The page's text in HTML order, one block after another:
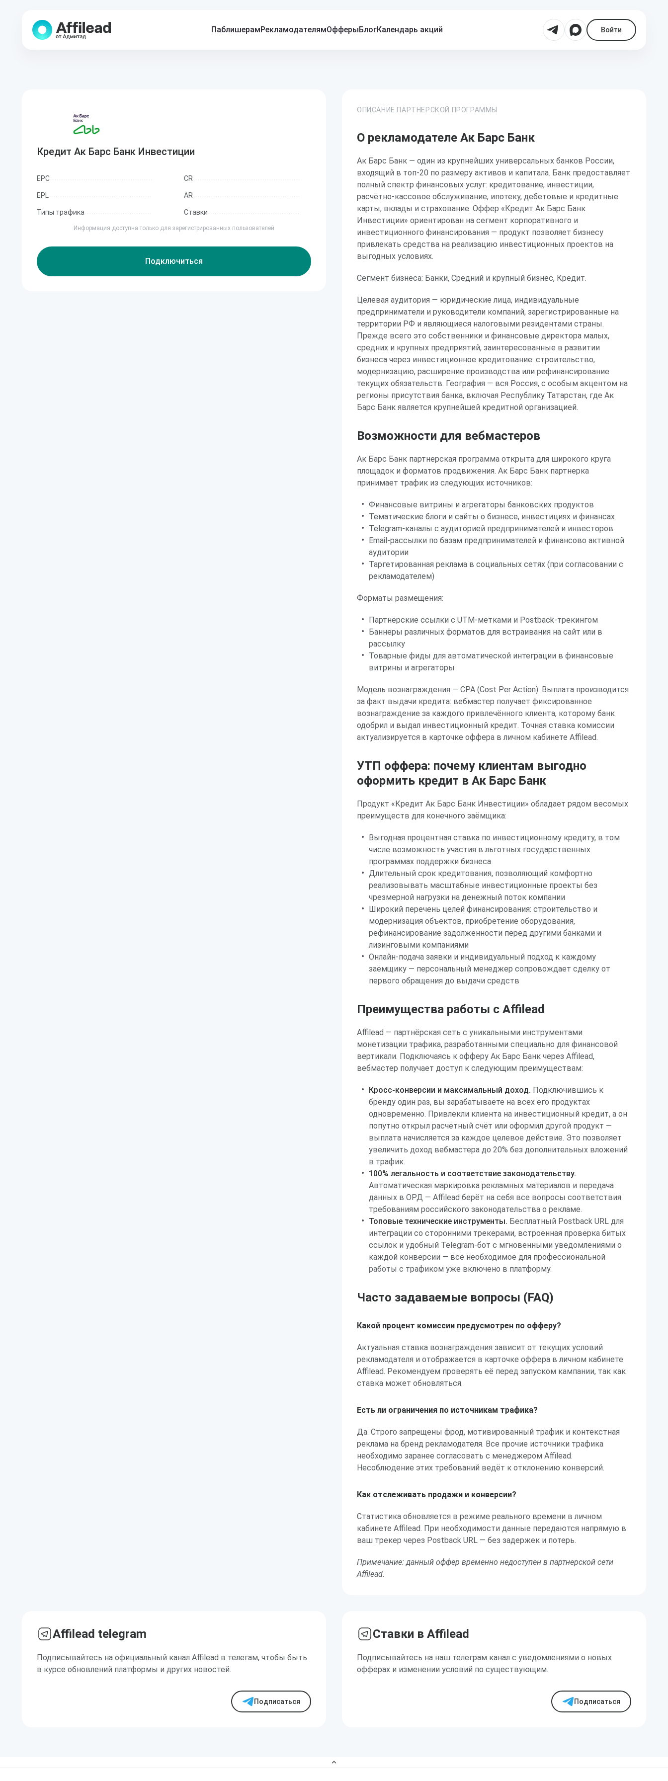
ПаблишерамРекламодателямОфферыБлогКалендарь акций Войти
Кредит Ак Барс Банк Инвестиции
EPC CR
EPL AR
Типы трафика Ставки
Информация доступна только для зарегистрированных пользователей
Подключиться
ОПИСАНИЕ ПАРТНЕРСКОЙ ПРОГРАММЫ
О рекламодателе Ак Барс Банк
Ак Барс Банк — один из крупнейших универсальных банков России,
входящий в топ-20 по размеру активов и капитала. Банк предоставляет
полный спектр финансовых услуг: кредитование, инвестиции,
расчётно-кассовое обслуживание, ипотеку, дебетовые и кредитные
карты, вклады и страхование. Оффер «Кредит Ак Барс Банк
Инвестиции» ориентирован на сегмент корпоративного и
инвестиционного финансирования — продукт позволяет бизнесу
привлекать средства на реализацию инвестиционных проектов на
выгодных условиях.
Сегмент бизнеса: Банки, Средний и крупный бизнес, Кредит.
Целевая аудитория — юридические лица, индивидуальные
предприниматели и руководители компаний, зарегистрированные на
территории РФ и являющиеся налоговыми резидентами страны.
Прежде всего это собственники и финансовые директора малых,
средних и крупных предприятий, заинтересованные в развитии
бизнеса через инвестиционное кредитование: строительство,
модернизацию, расширение производства или рефинансирование
текущих обязательств. География — вся Россия, с особым акцентом на
регионы присутствия банка, включая Республику Татарстан, где Ак
Барс Банк является крупнейшей кредитной организацией.
Возможности для вебмастеров
Ак Барс Банк партнерская программа открыта для широкого круга
площадок и форматов продвижения. Ак Барс Банк партнерка
принимает трафик из следующих источников:
Финансовые витрины и агрегаторы банковских продуктов
Тематические блоги и сайты о бизнесе, инвестициях и финансах
Telegram-каналы с аудиторией предпринимателей и инвесторов
Email-рассылки по базам предпринимателей и финансово активной
аудитории
Таргетированная реклама в социальных сетях (при согласовании с
рекламодателем)
Форматы размещения:
Партнёрские ссылки с UTM-метками и Postback-трекингом
Баннеры различных форматов для встраивания на сайт или в
рассылку
Товарные фиды для автоматической интеграции в финансовые
витрины и агрегаторы
Модель вознаграждения — CPA (Cost Per Action). Выплата производится
за факт выдачи кредита: вебмастер получает фиксированное
вознаграждение за каждого привлечённого клиента, которому банк
одобрил и выдал инвестиционный кредит. Точная ставка комиссии
актуализируется в карточке оффера в личном кабинете Affilead.
УТП оффера: почему клиентам выгодно
оформить кредит в Ак Барс Банк
Продукт «Кредит Ак Барс Банк Инвестиции» обладает рядом весомых
преимуществ для конечного заёмщика:
Выгодная процентная ставка по инвестиционному кредиту, в том
числе возможность участия в льготных государственных
программах поддержки бизнеса
Длительный срок кредитования, позволяющий комфортно
реализовывать масштабные инвестиционные проекты без
чрезмерной нагрузки на денежный поток компании
Широкий перечень целей финансирования: строительство и
модернизация объектов, приобретение оборудования,
рефинансирование задолженности перед другими банками и
лизинговыми компаниями
Онлайн-подача заявки и индивидуальный подход к каждому
заёмщику — персональный менеджер сопровождает сделку от
первого обращения до выдачи средств
Преимущества работы с Affilead
Affilead — партнёрская сеть с уникальными инструментами
монетизации трафика, разработанными специально для финансовой
вертикали. Подключаясь к офферу Ак Барс Банк через Affilead,
вебмастер получает доступ к следующим преимуществам:
Кросс-конверсии и максимальный доход. Подключившись к
бренду один раз, вы зарабатываете на всех его продуктах
одновременно. Привлекли клиента на инвестиционный кредит, а он
попутно открыл расчётный счёт или оформил другой продукт —
выплата начисляется за каждое целевое действие. Это позволяет
увеличить доход вебмастера до 20% без дополнительных вложений
в трафик.
100% легальность и соответствие законодательству.
Автоматическая маркировка рекламных материалов и передача
данных в ОРД — Affilead берёт на себя все вопросы соответствия
требованиям российского законодательства о рекламе.
Топовые технические инструменты. Бесплатный Postback URL для
интеграции со сторонними трекерами, встроенная проверка битых
ссылок и удобный Telegram-бот с мгновенными уведомлениями о
каждой конверсии — всё необходимое для профессиональной
работы с трафиком уже включено в платформу.
Часто задаваемые вопросы (FAQ)
Какой процент комиссии предусмотрен по офферу?
Актуальная ставка вознаграждения зависит от текущих условий
рекламодателя и отображается в карточке оффера в личном кабинете
Affilead. Рекомендуем проверять её перед запуском кампании, так как
ставка может обновляться.
Есть ли ограничения по источникам трафика?
Да. Строго запрещены фрод, мотивированный трафик и контекстная
реклама на бренд рекламодателя. Все прочие источники трафика
необходимо заранее согласовать с менеджером Affilead.
Несоблюдение этих требований ведёт к отклонению конверсий.
Как отслеживать продажи и конверсии?
Статистика обновляется в режиме реального времени в личном
кабинете Affilead. При необходимости данные передаются напрямую в
ваш трекер через Postback URL — без задержек и потерь.
Примечание: данный оффер временно недоступен в партнерской сети
Affilead.
Affilead telegram
Подписывайтесь на официальный канал Affilead в телегам, чтобы быть
в курсе обновлений платформы и других новостей.
Подписаться
Ставки в Affilead
Подписывайтесь на наш телеграм канал с уведомлениями о новых
офферах и изменении условий по существующим.
Подписаться